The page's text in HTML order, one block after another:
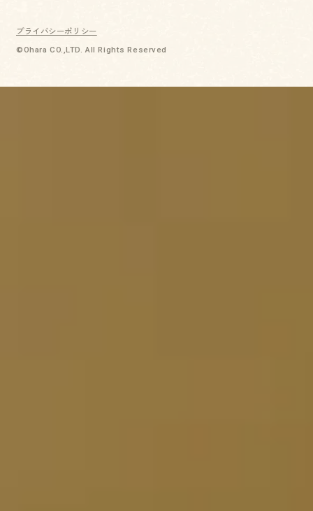
プライバシーポリシー
©Ohara CO.,LTD. All Rights Reserved